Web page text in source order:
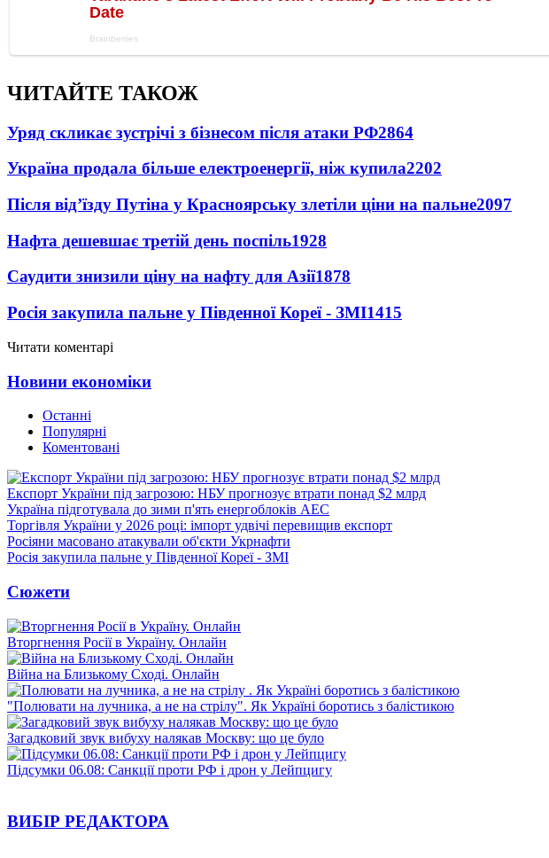
ЧИТАЙТЕ ТАКОЖ
Уряд скликає зустрічі з бізнесом після атаки РФ2864
Україна продала більше електроенергії, ніж купила2202
Після від’їзду Путіна у Красноярську злетіли ціни на пальне2097
Нафта дешевшає третій день поспіль1928
Саудити знизили ціну на нафту для Азії1878
Росія закупила пальне у Південної Кореї - ЗМІ1415
Читати коментарі
Новини економіки
Останні
Популярні
Коментовані
Експорт України під загрозою: НБУ прогнозує втрати понад $2 млрд
Україна підготувала до зими п'ять енергоблоків АЕС
Торгівля України у 2026 році: імпорт удвічі перевищив експорт
Росіяни масовано атакували об'єкти Укрнафти
Росія закупила пальне у Південної Кореї - ЗМІ
Сюжети
Вторгнення Росії в Україну. Онлайн
Війна на Близькому Сході. Онлайн
"Полювати на лучника, а не на стрілу". Як Україні боротись з балістикою
Загадковий звук вибуху налякав Москву: що це було
Підсумки 06.08: Санкції проти РФ і дрон у Лейпцигу
ВИБІР РЕДАКТОРА